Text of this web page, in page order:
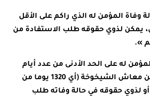
وفاة المؤمن له الذي راكم على الأقل
يمكن لذوي حقوقه طلب الاستفادة من
».
له على الحد الأدنى من عدد أيام
التأمين للاستفادة من معاش الشيخوخة (أي 1320 يوما من
لذوي حقوقه في حالة وفاته طلب